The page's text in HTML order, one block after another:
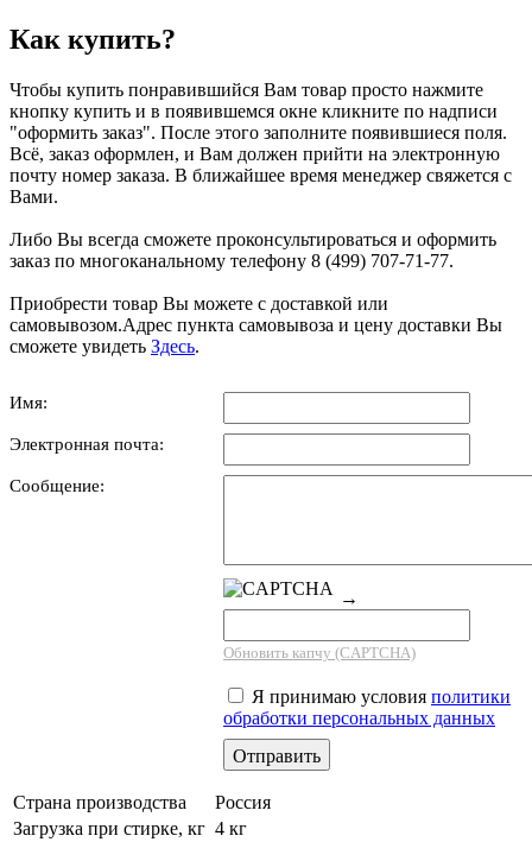
Как купить?
Чтобы купить понравившийся Вам товар просто нажмите
кнопку купить и в появившемся окне кликните по надписи
"оформить заказ". После этого заполните появившиеся поля.
Всё, заказ оформлен, и Вам должен прийти на электронную
почту номер заказа. В ближайшее время менеджер свяжется с
Вами.
Либо Вы всегда сможете проконсультироваться и оформить
заказ по многоканальному телефону 8 (499) 707-71-77.
Приобрести товар Вы можете с доставкой или
самовывозом.Адрес пункта самовывоза и цену доставки Вы
сможете увидеть Здесь.
Имя:
Электронная почта:
Сообщение:
→
Обновить капчу (CAPTCHA)
Я принимаю условия политики
обработки персональных данных
Страна производства
Россия
Загрузка при стирке, кг 4 кг